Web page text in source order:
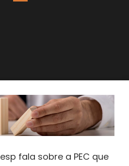
fala sobre a PEC que